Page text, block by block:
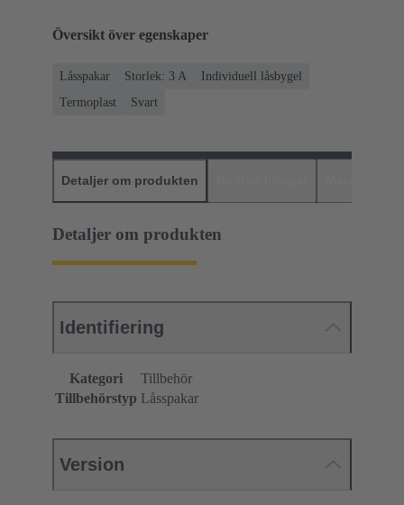
Översikt över egenskaper
Låsspakar Storlek: 3 A
Individuell låsbygel
Termoplast
Svart
Detaljer om produkten
Detaljer om produkten
Identifiering
Kategori
Tillbehör
Tillbehörstyp Låsspakar
Version